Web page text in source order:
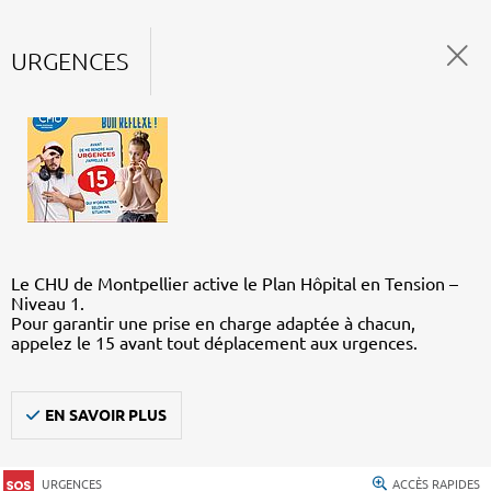
URGENCES
Le CHU de Montpellier active le Plan Hôpital en Tension –
Niveau 1.
Pour garantir une prise en charge adaptée à chacun,
appelez le 15 avant tout déplacement aux urgences.
EN SAVOIR PLUS
URGENCES ACCÈS RAPIDES